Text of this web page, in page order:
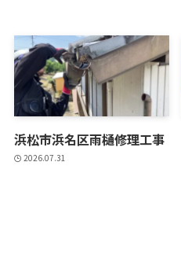
浜松市浜名区雨樋修理工事
2026.07.31